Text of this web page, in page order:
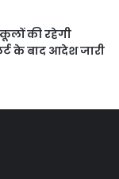
की रहेगी
के बाद आदेश जारी